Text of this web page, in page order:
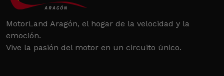
MotorLand Aragón, el hogar de la velocidad y la
emoción.
Vive la pasión del motor en un circuito único.